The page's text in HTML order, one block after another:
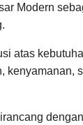
Modern
atas
kenyamanan,